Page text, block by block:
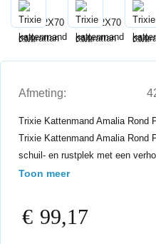
Afmeting:
Trixie Kattenmand Amalia Rond
Trixie Kattenmand Amalia Rond
schuil- en rustplek met een
Toon meer
€ 99,17